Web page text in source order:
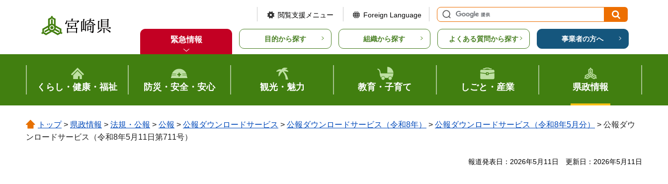
宮崎県
閲覧支援メニュー Foreign Language
緊急情報 目的から探す 組織から探す よくある質問から探す 事業者の方へ
くらし・健康・福祉 防災・安全・安心 観光・魅力 教育・子育て しごと・産業 県政情報
トップ> 県政情報 > 法規・公報 > 公報 > 公報ダウンロードサービス > 公報ダウンロードサービス（令和8年） > 公報ダウンロードサービス（令和8年5月分）
> 公報ダウ
ンロードサービス（令和8年5月11日第711号）
報道発表日：2026年5月11日 更新日：2026年5月11日